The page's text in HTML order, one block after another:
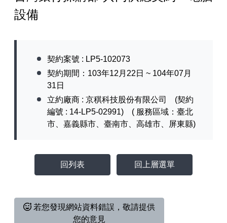
設備
契約案號 : LP5-102073
契約期間：103年12月22日 ~ 104年07月
31日
立約廠商 : 京稘科技股份有限公司 (契約
編號 : 14-LP5-02991) ( 服務區域：臺北
市、嘉義縣市、臺南市、高雄市、屏東縣)
回列表 回上層選單
若您發現網站資料錯誤，敬請提供
您的意見